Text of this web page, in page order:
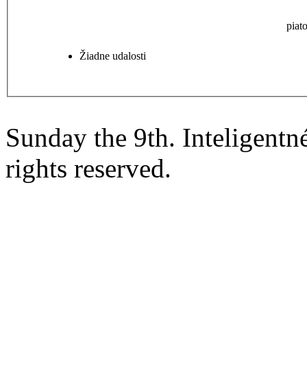
Žiadne udalosti
Sunday the 9th.
rights reserved.